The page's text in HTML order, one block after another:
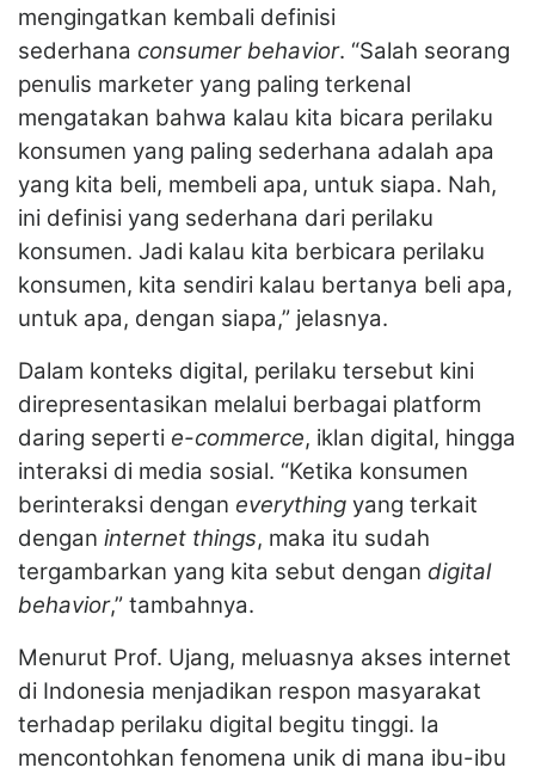
mengingatkan kembali definisi
sederhana consumer behavior. “Salah seorang
penulis marketer yang paling terkenal
mengatakan bahwa kalau kita bicara perilaku
konsumen yang paling sederhana adalah apa
yang kita beli, membeli apa, untuk siapa. Nah,
ini definisi yang sederhana dari perilaku
konsumen. Jadi kalau kita berbicara perilaku
konsumen, kita sendiri kalau bertanya beli apa,
untuk apa, dengan siapa,” jelasnya.
Dalam konteks digital, perilaku tersebut kini
direpresentasikan melalui berbagai platform
daring seperti e-commerce, iklan digital, hingga
interaksi di media sosial. “Ketika konsumen
berinteraksi dengan everything yang terkait
dengan internet things, maka itu sudah
tergambarkan yang kita sebut dengan digital
behavior,” tambahnya.
Menurut Prof. Ujang, meluasnya akses internet
di Indonesia menjadikan respon masyarakat
terhadap perilaku digital begitu tinggi. Ia
mencontohkan fenomena unik di mana ibu-ibu